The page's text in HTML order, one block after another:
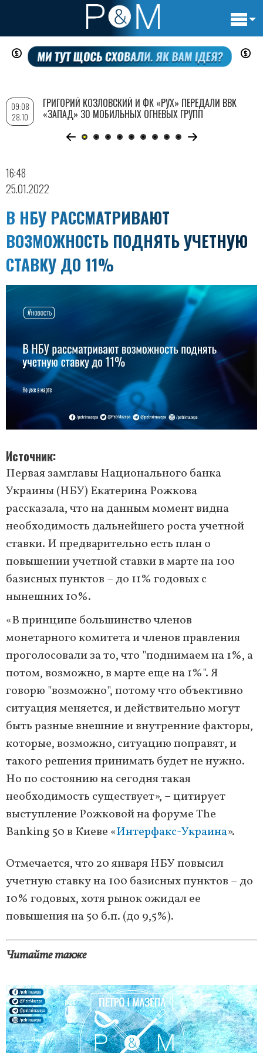
Перейти
содержанию
16:48
25.01.2022
В НБУ РАССМАТРИВАЮТ
ВОЗМОЖНОСТЬ ПОДНЯТЬ УЧЕТНУЮ
СТАВКУ ДО 11%
Источник
Первая замглавы Национального банка
Украины (НБУ) Екатерина Рожкова
рассказала, что на данным момент видна
необходимость дальнейшего роста учетной
ставки. И предварительно есть план о
повышении учетной ставки в марте на 100
базисных пунктов – до 11% годовых с
нынешних 10%.
«В принципе большинство членов
монетарного комитета и членов правления
проголосовали за то, что "поднимаем на 1%, а
потом, возможно, в марте еще на 1%". Я
говорю "возможно", потому что объективно
ситуация меняется, и действительно могут
быть разные внешние и внутренние факторы,
которые, возможно, ситуацию поправят, и
такого решения принимать будет не нужно.
Но по состоянию на сегодня такая
необходимость существует», – цитирует
выступление Рожковой на форуме The
Banking 50 в Киеве «Интерфакс-Украина».
Отмечается, что 20 января НБУ повысил
учетную ставку на 100 базисных пунктов – до
10% годовых, хотя рынок ожидал ее
повышения на 50 б.п. (до 9,5%).
Читайте также
09:08
28.10
ГРИГОРИЙ КОЗЛОВСКИЙ И ФК «РУХ» ПЕРЕДАЛИ ВВК
«ЗАПАД» 30 МОБИЛЬНЫХ ОГНЕВЫХ ГРУПП